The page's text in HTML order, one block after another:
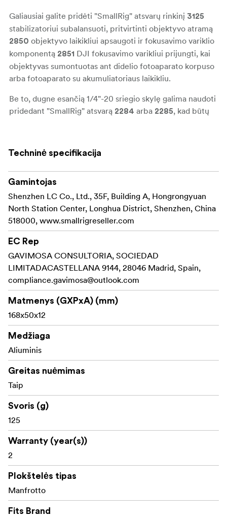
Galiausiai galite pridėti "SmallRig" atsvarų rinkinį 3125
stabilizatoriui subalansuoti, pritvirtinti objektyvo atramą
2850 objektyvo laikikliui apsaugoti ir fokusavimo variklio
komponentą 2851 DJI fokusavimo varikliui prijungti, kai
objektyvas sumontuotas ant didelio fotoaparato korpuso
arba fotoaparato su akumuliatoriaus laikikliu.
Be to, dugne esančią 1/4"-20 sriegio skylę galima naudoti
pridedant "SmallRig" atsvarą 2284 arba 2285, kad būtų
DJI RS 2
DJI RS 3
DJI RS 3 Pro
Į pakuotę įeina:
1 x Greito atleidimo plokštelė
1 x Alleninis veržliaraktis
Techninė specifikacija
Gamintojas
Shenzhen LC Co., Ltd., 35F, Building A, Hongrongyuan
North Station Center, Longhua District, Shenzhen, China
518000, www.smallrigreseller.com
EC Rep
GAVIMOSA CONSULTORIA, SOCIEDAD
LIMITADACASTELLANA 9144, 28046 Madrid, Spain,
compliance.gavimosa@outlook.com
Matmenys (GXPxA) (mm)
168x50x12
Medžiaga
Aliuminis
Greitas nuėmimas
Taip
Svoris (g)
125
Warranty (year(s))
2
Plokštelės tipas
Manfrotto
Fits Brand